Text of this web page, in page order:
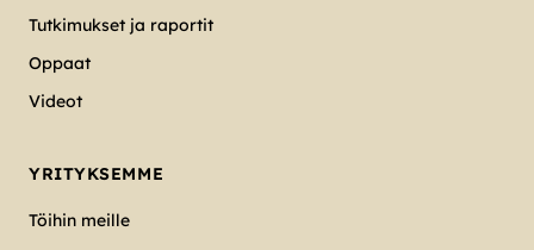
Tutkimukset ja raportit
Oppaat
Videot
YRITYKSEMME
Töihin meille